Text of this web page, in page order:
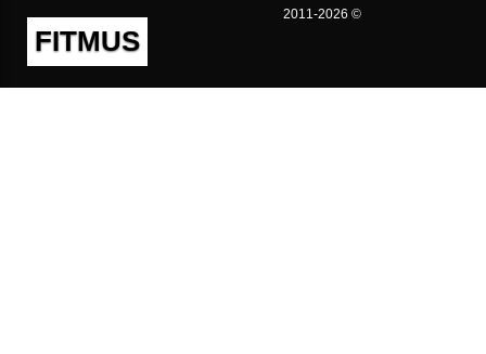
FITMUS
2011-2026 ©